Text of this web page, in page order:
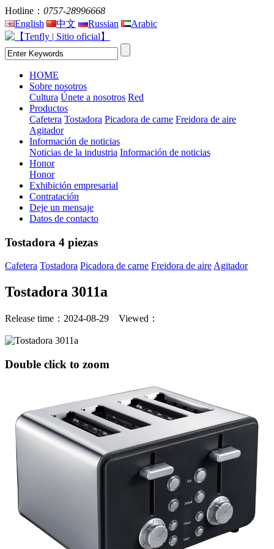
Hotline： 0757-28996668
English
中文 Russian Arabic
HOME
Sobre nosotros
Cultura Únete a nosotros Red
Productos
Cafetera Tostadora Picadora de carne Freidora de aire
Agitador
Información de noticias
Noticias de la industria Información de noticias
Honor
Honor
Exhibición empresarial
Contratación
Deje un mensaje
Datos de contacto
Tostadora 4 piezas
Cafetera Tostadora Picadora de carne Freidora de aireAgitador
Tostadora 3011a
Release time：2024-08-29 Viewed：
Double click to zoom